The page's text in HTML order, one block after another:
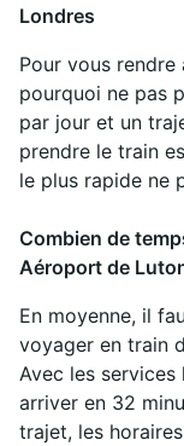
Londres
Pour vous
pourquoi ne pas
par jour et un
prendre le train
le plus rapide ne
Combien de
Aéroport de
En moyenne, il
voyager en train
Avec les
arriver en 32
trajet, les